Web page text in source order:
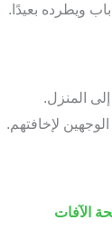
ويطرده بعيدًا.
المنزل.
لإخافتهم.
الآفات